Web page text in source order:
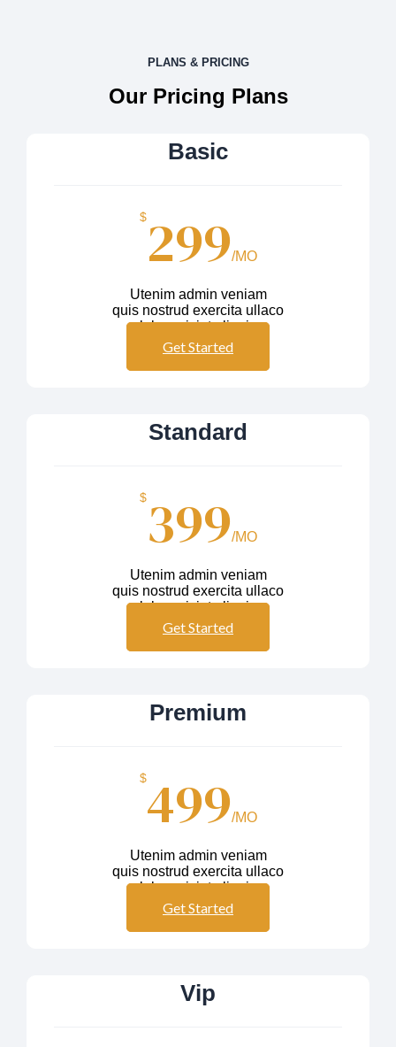
PLANS & PRICING
Our Pricing Plans
Basic
$299/MO
Utenim admin veniam
quis nostrud exercita ullaco
labos nisiut aliquip
Get Started
Standard
$399/MO
Utenim admin veniam
quis nostrud exercita ullaco
labos nisiut aliquip
Get Started
Premium
$499/MO
Utenim admin veniam
quis nostrud exercita ullaco
labos nisiut aliquip
Get Started
Vip